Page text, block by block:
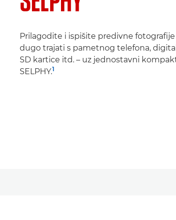
Prilagodite i ispišite predivne
dugo trajati s pametnog telefona,
SD kartice itd. – uz jednostavni
SELPHY.1